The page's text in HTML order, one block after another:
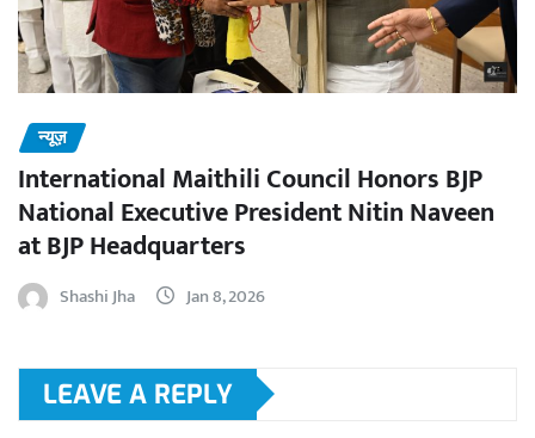
न्यूज़
International Maithili Council Honors BJP
National Executive President Nitin Naveen
at BJP Headquarters
Shashi Jha Jan 8, 2026
LEAVE A REPLY